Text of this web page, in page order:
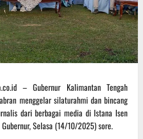
– Gubernur Kalimantan Tengah
menggelar silaturahmi dan bincang
dari berbagai media di Istana Isen
Gubernur, Selasa (14/10/2025) sore.